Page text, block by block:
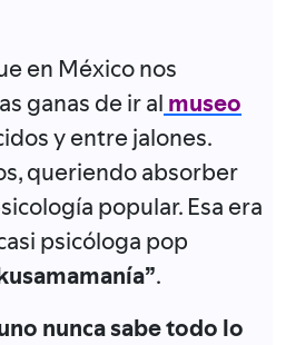
en México nos
ganas de ir al museo
y entre jalones.
queriendo absorber
popular. Esa era
psicóloga pop
.
nunca sabe todo lo